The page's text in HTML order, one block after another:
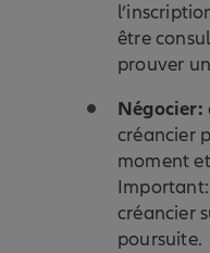
être
prouver
Négocier:
créancier
moment
créancier
poursuite.